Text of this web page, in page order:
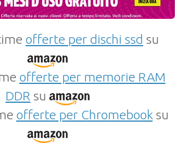
offerte per dischi ssd su
offerte per memorie RAM
DDR su
offerte per Chromebooksu